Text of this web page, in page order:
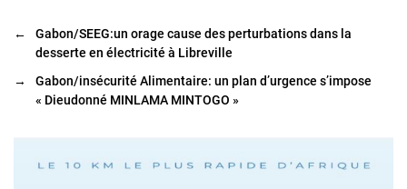
←
Gabon/SEEG:un orage cause des perturbations dans la
desserte en électricité à Libreville
→
Gabon/insécurité Alimentaire: un plan d’urgence s’impose
« Dieudonné MINLAMA MINTOGO »